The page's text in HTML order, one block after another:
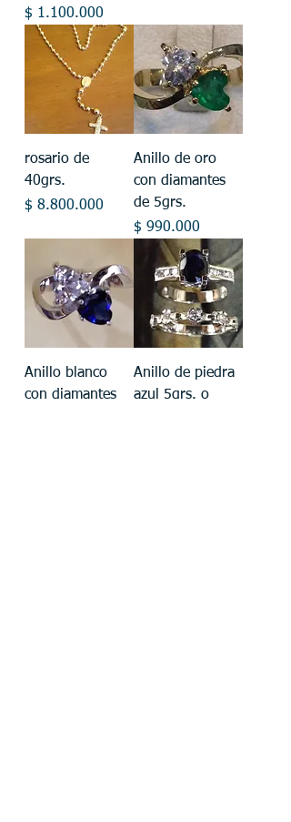
Precio
$ 1.100.000
rosario de
40grs.
Precio
$ 8.800.000
Anillo de oro
con diamantes
de 5grs.
Precio
$ 990.000
Anillo blanco
con diamantes
Anillo de piedra
azul 5grs. o